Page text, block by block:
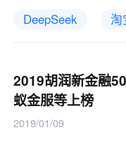
DeepSeek
淘
2019胡润新金融
蚁金服等上榜
2019/01/09